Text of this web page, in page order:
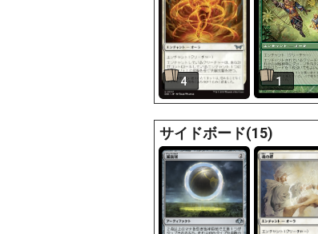
4 1
サイドボード(15)